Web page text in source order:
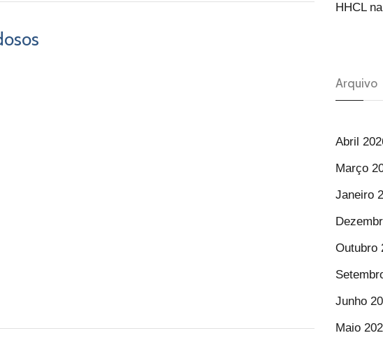
HHCL
Arquivo
Abril
Março
Janeiro
Outubro
Junho
Maio